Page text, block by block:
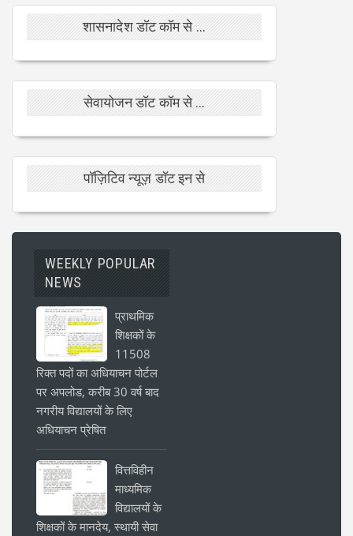
शासनादेश डॉट कॉम से ...
सेवायोजन डॉट कॉम से ...
पॉज़िटिव न्यूज़ डॉट इन से
WEEKLY POPULAR
NEWS
प्राथमिक
शिक्षकों के
11508
रिक्त पदों का अधियाचन पोर्टल
पर अपलोड, करीब 30 वर्ष बाद
नगरीय विद्यालयों के लिए
अधियाचन प्रेषित
वित्तविहीन
माध्यमिक
विद्यालयों के
शिक्षकों के मानदेय, स्थायी सेवा